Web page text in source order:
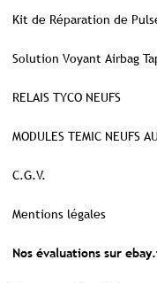
Kit de Réparation de
Solution Voyant Airbag
RELAIS TYCO NEUFS
MODULES TEMIC NEUFS
C.G.V.
Mentions légales
Nos évaluations sur